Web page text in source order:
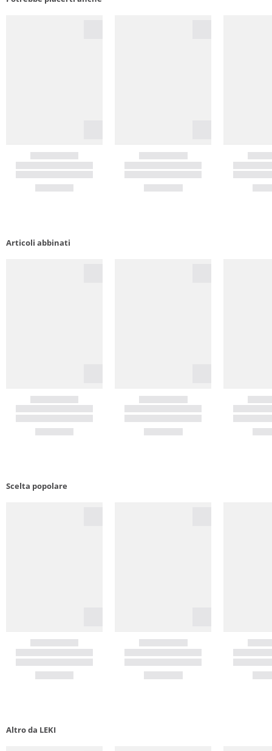
Articoli abbinati
Scelta popolare
Altro da LEKI